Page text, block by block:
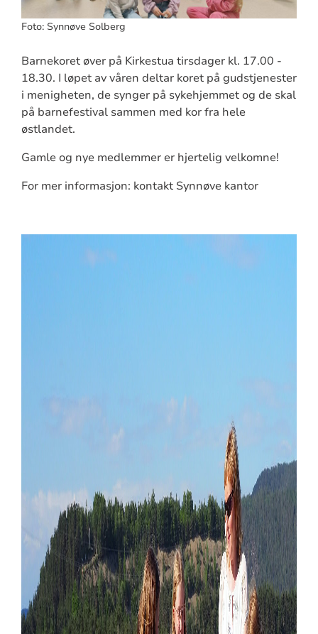
Foto: Synnøve Solberg
Barnekoret øver på Kirkestua tirsdager kl. 17.00 -
18.30. I løpet av våren deltar koret på gudstjenester
i menigheten, de synger på sykehjemmet og de skal
på barnefestival sammen med kor fra hele
østlandet.
Gamle og nye medlemmer er hjertelig velkomne!
For mer informasjon: kontakt Synnøve kantor